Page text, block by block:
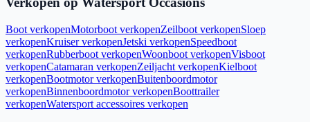
Boot verkopenMotorboot verkopenZeilboot verkopenSloep
verkopenKruiser verkopenJetski verkopenSpeedboot
verkopenRubberboot verkopenWoonboot verkopenVisboot
verkopenCatamaran verkopenZeiljacht verkopenKielboot
verkopenBootmotor verkopenBuitenboordmotor
verkopenBinnenboordmotor verkopenBoottrailer
verkopenWatersport accessoires verkopen